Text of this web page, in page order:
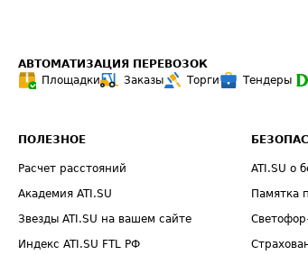
АВТОМАТИЗАЦИЯ ПЕРЕВОЗОК
Площадки
Заказы Торги Тендеры
ПОЛЕЗНОЕ
Расчет расстояний
Академия ATI.SU
Звезды ATI.SU на вашем сайте
Индекс ATI.SU FTL РФ
ATI.SU о
Памятка